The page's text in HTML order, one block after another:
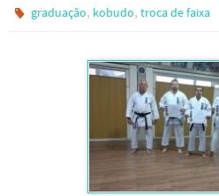
graduação, kobudo,troca de faixa